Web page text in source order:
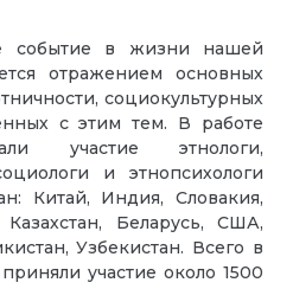
событие в жизни нашей
отражением основных
социокультурных
с этим тем. В работе
участие этнологи,
и этнопсихологи
Китай, Индия, Словакия,
Беларусь, США,
Узбекистан. Всего в
участие около 1500